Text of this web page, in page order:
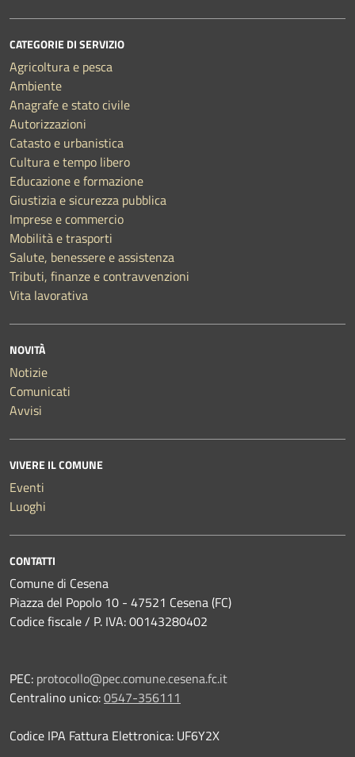
CATEGORIE DI SERVIZIO
Agricoltura e pesca
Ambiente
Anagrafe e stato civile
Autorizzazioni
Catasto e urbanistica
Cultura e tempo libero
Educazione e formazione
Giustizia e sicurezza pubblica
Imprese e commercio
Mobilità e trasporti
Salute, benessere e assistenza
Tributi, finanze e contravvenzioni
Vita lavorativa
NOVITÀ
Notizie
Comunicati
Avvisi
VIVERE IL COMUNE
Eventi
Luoghi
CONTATTI
Comune di Cesena
Piazza del Popolo 10 - 47521 Cesena (FC)
Codice fiscale / P. IVA: 00143280402
PEC: protocollo@pec.comune.cesena.fc.it
Centralino unico:0547-356111
Codice IPA Fattura Elettronica: UF6Y2X